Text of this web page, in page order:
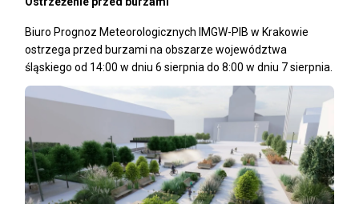
Biuro Prognoz Meteorologicznych IMGW-PIB w Krakowie
ostrzega przed burzami na obszarze województwa
śląskiego od 14:00 w dniu 6 sierpnia do 8:00 w dniu 7 sierpnia.